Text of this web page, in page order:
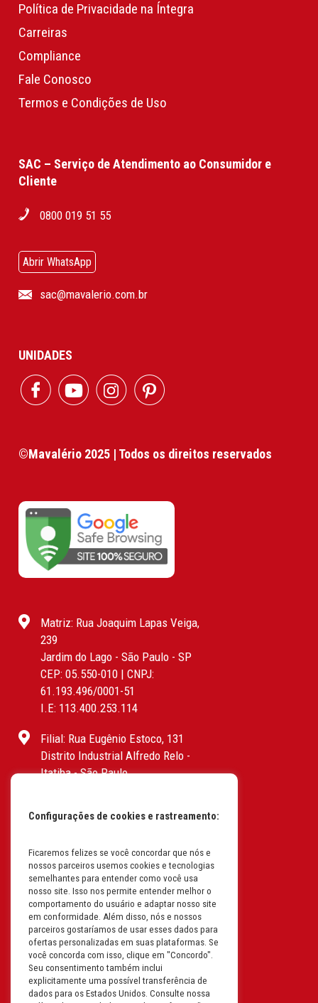
Política de Privacidade na Íntegra
Carreiras
Compliance
Fale Conosco
Termos e Condições de Uso
SAC – Serviço de Atendimento ao Consumidor e
Cliente
0800 019 51 55
Abrir WhatsApp
sac@mavalerio.com.br
UNIDADES
©Mavalério 2025 | Todos os direitos reservados
Matriz: Rua Joaquim Lapas Veiga,
239
Jardim do Lago - São Paulo - SP
CEP: 05.550-010 | CNPJ:
61.193.496/0001-51
I.E: 113.400.253.114
Filial: Rua Eugênio Estoco, 131
Distrito Industrial Alfredo Relo -
Itatiba - São Paulo
I.E: 382.096.357.1147
Filial: Av. Odila Chaves Rodrigues,
1277
Parque industrial RM - Condomínio
Therapark - Jundiaí - São Paulo
CEP: 13.213-087 | CNPJ:
61.193.496/0018-08
I.E: 407.642.800.114
Filial: Rua em Projeto G, 728 – Letra A
Configurações de cookies e rastreamento:
Ficaremos felizes se você concordar que nós e
nossos parceiros usemos cookies e tecnologias
semelhantes para entender como você usa
nosso site. Isso nos permite entender melhor o
comportamento do usuário e adaptar nosso site
em conformidade. Além disso, nós e nossos
parceiros gostaríamos de usar esses dados para
ofertas personalizadas em suas plataformas. Se
você concorda com isso, clique em "Concordo".
Seu consentimento também inclui
explicitamente uma possível transferência de
dados para os Estados Unidos. Consulte nossa